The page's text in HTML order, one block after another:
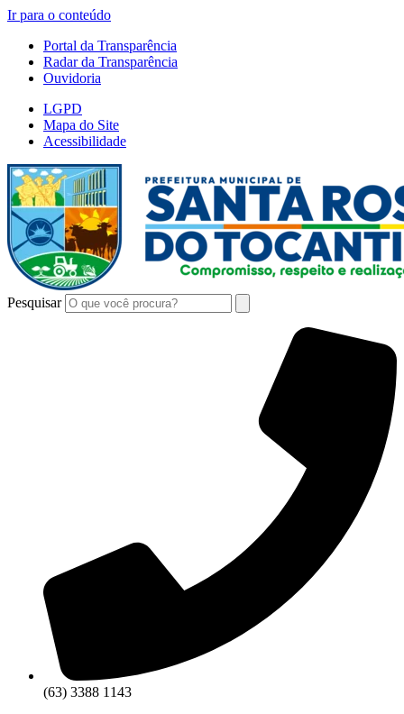
Ir para o conteúdo
Portal da Transparência
Radar da Transparência
Ouvidoria
LGPD
Mapa do Site
Acessibilidade
Pesquisar
(63) 3388 1143